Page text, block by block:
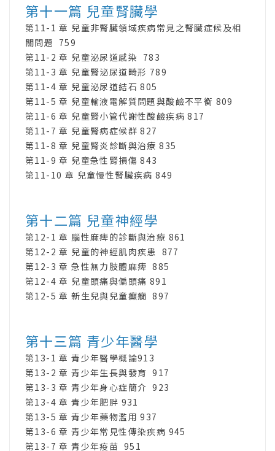
第十一篇 兒童腎臟學
第11-1 章 兒童非腎臟領域疾病常見之腎臟症候及相
關問題 759
第11-2 章 兒童泌尿道感染 783
第11-3 章 兒童腎泌尿道畸形 789
第11-4 章 兒童泌尿道結石 805
第11-5 章 兒童輸液電解質問題與酸鹼不平衡 809
第11-6 章 兒童腎小管代謝性酸鹼疾病 817
第11-7 章 兒童腎病症候群 827
第11-8 章 兒童腎炎診斷與治療 835
第11-9 章 兒童急性腎損傷 843
第11-10 章 兒童慢性腎臟疾病 849
第十二篇 兒童神經學
第12-1 章 腦性麻痺的診斷與治療 861
第12-2 章 兒童的神經肌肉疾患 877
第12-3 章 急性無力肢體麻痺 885
第12-4 章 兒童頭痛與偏頭痛 891
第12-5 章 新生兒與兒童癲癇 897
第十三篇 青少年醫學
第13-1 章 青少年醫學概論913
第13-2 章 青少年生長與發育 917
第13-3 章 青少年身心症簡介 923
第13-4 章 青少年肥胖 931
第13-5 章 青少年藥物濫用 937
第13-6 章 青少年常見性傳染疾病 945
第13-7 章 青少年疫苗 951